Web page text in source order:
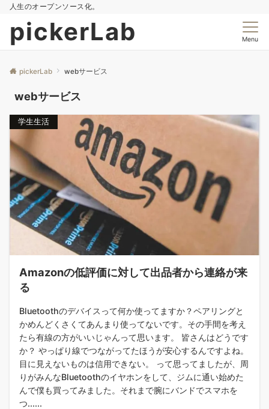
人生のオープンソース化。
pickerLab Menu
pickerLab webサービス
webサービス
学生生活
Amazonの低評価に対して出品者から連絡が来
る
Bluetoothのデバイスって何か使ってますか？ペアリングと
かめんどくさくてあんまり使ってないです。その手間を考え
たら有線の方がいいじゃんって思います。 皆さんはどうです
か？ やっぱり線でつながってたほうが安心するんですよね。
目に見えないものは信用できない。 って思ってましたが、周
りがみんなBluetoothのイヤホンをして、ジムに通い始めた
んで僕も買ってみました。それまで腕にバンドでスマホを
つ......